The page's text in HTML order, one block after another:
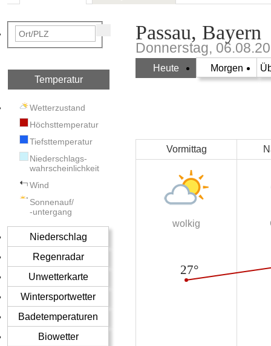
Temperatur
Wetterzustand
Höchsttemperatur
Tiefsttemperatur
Niederschlags-
wahrscheinlichkeit
Wind
Sonnenauf/
-untergang
Niederschlag
Regenradar
Unwetterkarte
Wintersportwetter
Badetemperaturen
Biowetter
Passau, Bayern
Donnerstag,
Heute Morgen
Vormittag
wolkig